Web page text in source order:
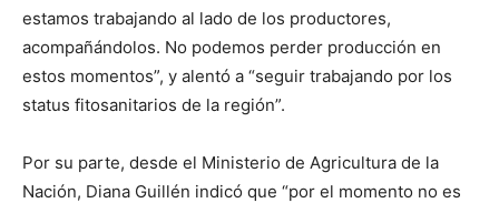
estamos trabajando al lado de los productores,
acompañándolos. No podemos perder producción en
estos momentos”, y alentó a “seguir trabajando por los
status fitosanitarios de la región”.
Por su parte, desde el Ministerio de Agricultura de la
Nación, Diana Guillén indicó que “por el momento no es